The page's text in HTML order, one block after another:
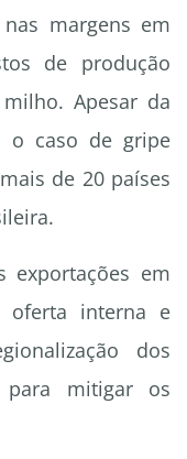
margens em
de produção
Apesar da
o caso de gripe
de 20 países
exportações em
interna e
dos
para mitigar os